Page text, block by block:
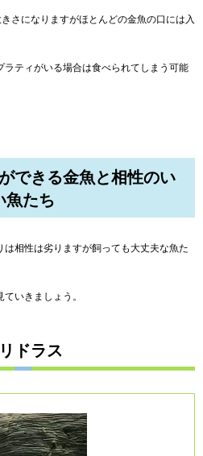
さになりますがほとんどの金魚の口には入
ティがいる場合は食べられてしまう可能
できる金魚と相性のい
魚たち
は相性は劣りますが飼っても大丈夫な魚た
いきましょう。
ドラス